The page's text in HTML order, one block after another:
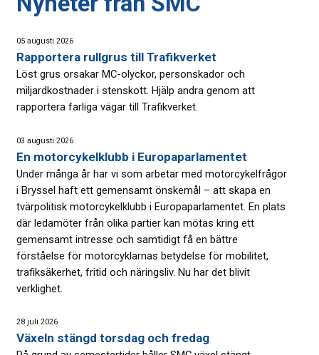
05 augusti 2026
Rapportera rullgrus till Trafikverket
Löst grus orsakar MC-olyckor, personskador och
miljardkostnader i stenskott. Hjälp andra genom att
rapportera farliga vägar till Trafikverket.
03 augusti 2026
En motorcykelklubb i Europaparlamentet
Under många år har vi som arbetar med motorcykelfrågor
i Bryssel haft ett gemensamt önskemål – att skapa en
tvärpolitisk motorcykelklubb i Europaparlamentet. En plats
där ledamöter från olika partier kan mötas kring ett
gemensamt intresse och samtidigt få en bättre
förståelse för motorcyklarnas betydelse för mobilitet,
trafiksäkerhet, fritid och näringsliv. Nu har det blivit
verklighet.
28 juli 2026
Växeln stängd torsdag och fredag